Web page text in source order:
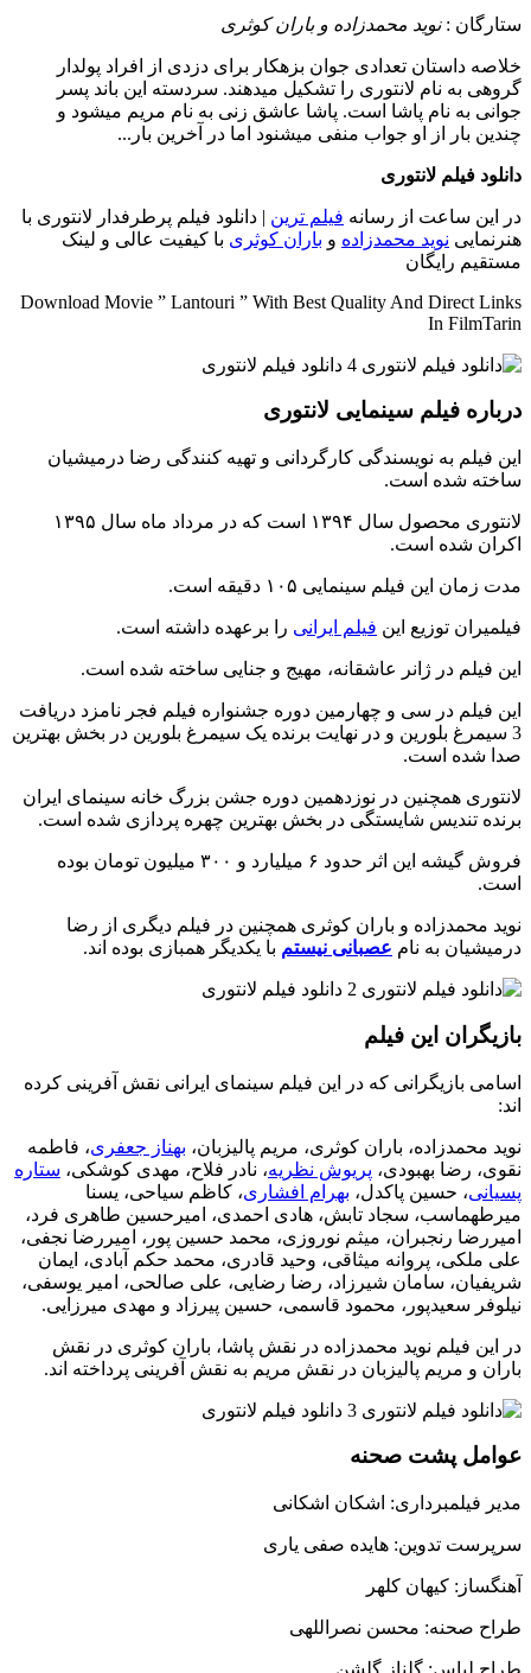
ستارگان :نوید محمدزاده و باران کوثری
خلاصه داستان تعدادی جوان بزهکار برای دزدی از افراد پولدار
گروهی به نام لانتوری را تشکیل میدهند. سردسته این باند پسر
جوانی به نام پاشا است. پاشا عاشق زنی به نام مریم میشود و
چندین بار از او جواب منفی میشنود اما در آخرین بار...
دانلود فیلم لانتوری
در این ساعت از رسانه فیلم ترین | دانلود فیلم پرطرفدار لانتوری با
هنرنمایی نوید محمدزاده و باران کوثری با کیفیت عالی و لینک
مستقیم رایگان
Download Movie ” Lantouri ” With Best Quality And Direct Links
In FilmTarin
درباره فیلم سینمایی لانتوری
این فیلم به نویسندگی کارگردانی و تهیه کنندگی رضا درمیشیان
ساخته شده است.
لانتوری محصول سال ۱۳۹۴ است که در مرداد ماه سال ۱۳۹۵
اکران شده است.
مدت زمان این فیلم سینمایی ۱۰۵ دقیقه است.
فیلمیران توزیع این فیلم ایرانی را برعهده داشته است.
این فیلم در ژانر عاشقانه، مهیج و جنایی ساخته شده است.
این فیلم در سی و چهارمین دوره جشنواره فیلم فجر نامزد دریافت
3 سیمرغ بلورین و در نهایت برنده یک سیمرغ بلورین در بخش بهترین
صدا شده است.
لانتوری همچنین در نوزدهمین دوره جشن بزرگ خانه سینمای ایران
برنده تندیس شایستگی در بخش بهترین چهره پردازی شده است.
فروش گیشه این اثر حدود ۶ میلیارد و ۳۰۰ میلیون تومان بوده
است.
نوید محمدزاده و باران کوثری همچنین در فیلم دیگری از رضا
درمیشیان به نام عصبانی نیستم با یکدیگر همبازی بوده اند.
بازیگران این فیلم
اسامی بازیگرانی که در این فیلم سینمای ایرانی نقش آفرینی کرده
اند:
نوید محمدزاده، باران کوثری، مریم پالیزبان، بهناز جعفری، فاطمه
نقوی، رضا بهبودی، پریوش نظریه، نادر فلاح، مهدی کوشکی، ستاره
پسیانی، حسین پاکدل، بهرام افشاری، کاظم سیاحی، یسنا
میرطهماسب، سجاد تابش، هادی احمدی، امیرحسین طاهری فرد،
امیررضا رنجبران، میثم نوروزی، محمد حسین پور، امیررضا نجفی،
علی ملکی، پروانه میثاقی، وحید قادری، محمد حکم آبادی، ایمان
شریفیان، سامان شیرزاد، رضا رضایی، علی صالحی، امیر یوسفی،
نیلوفر سعیدپور، محمود قاسمی، حسین پیرزاد و مهدی میرزایی.
در این فیلم نوید محمدزاده در نقش پاشا، باران کوثری در نقش
باران و مریم پالیزبان در نقش مریم به نقش آفرینی پرداخته اند.
عوامل پشت صحنه
مدیر فیلمبرداری: اشکان اشکانی
سرپرست تدوین: هایده صفی یاری
آهنگساز: کیهان کلهر
طراح صحنه: محسن نصراللهی
طراح لباس: گلناز گلشن